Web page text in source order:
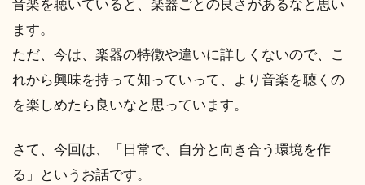
音楽を聴いていると、楽器ごとの良さがあるなと思い
ます。
ただ、今は、楽器の特徴や違いに詳しくないので、こ
れから興味を持って知っていって、より音楽を聴くの
を楽しめたら良いなと思っています。
さて、今回は、「日常で、自分と向き合う環境を作
る」というお話です。